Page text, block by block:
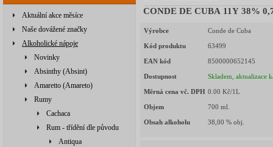
Aktuální akce měsíce
Naše dovážené značky
Alkoholické nápoje
Novinky
Absinthy (Absint)
Amaretto (Amareto)
Rumy
Cachaca
Rum - třídění dle původu
Antiqua
CONDE DE CUBA 11Y 38%
Výrobce Conde de Cuba
Kód produktu 63499
EAN kód 8500000652145
Dostupnost Skladem, aktualizace
Měrná cena vč. DPH 0.00 Kč/1L
Objem 700 ml.
Obsah alkoholu 38,00 % obj.